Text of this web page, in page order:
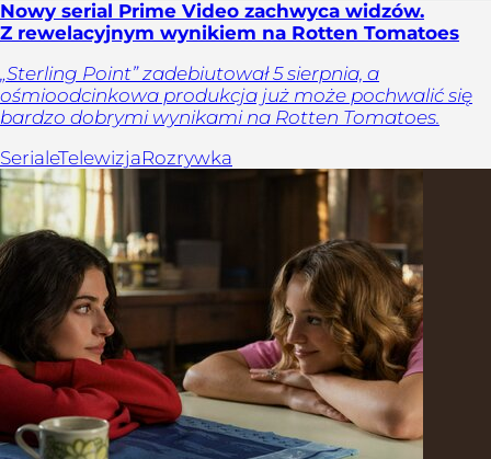
Nowy serial Prime Video zachwyca widzów.
Z rewelacyjnym wynikiem na Rotten Tomatoes
„Sterling Point” zadebiutował 5 sierpnia, a
ośmioodcinkowa produkcja już może pochwalić się
bardzo dobrymi wynikami na Rotten Tomatoes.
SerialeTelewizjaRozrywka